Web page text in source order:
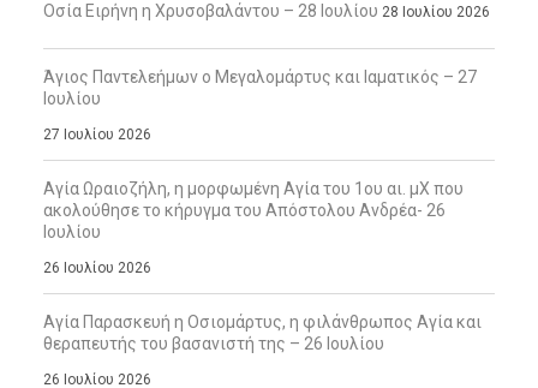
Οσία Ειρήνη η Χρυσοβαλάντου – 28 Ιουλίου 28 Ιουλίου 2026
Άγιος Παντελεήμων ο Μεγαλομάρτυς και Ιαματικός – 27
Ιουλίου
27 Ιουλίου 2026
Αγία Ωραιοζήλη, η μορφωμένη Αγία του 1ου αι. μΧ που
ακολούθησε το κήρυγμα του Απόστολου Ανδρέα- 26
Ιουλίου
26 Ιουλίου 2026
Αγία Παρασκευή η Οσιομάρτυς, η φιλάνθρωπος Αγία και
θεραπευτής του βασανιστή της – 26 Ιουλίου
26 Ιουλίου 2026